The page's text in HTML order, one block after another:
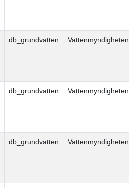
db_grundvatten Vattenmyndigheten
db_grundvatten Vattenmyndigheten
db_grundvatten Vattenmyndigheten